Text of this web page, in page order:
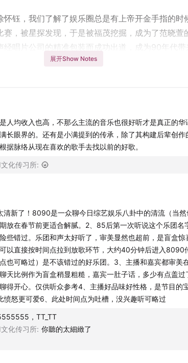
怀钰，我们了解了娱乐圈总是有上帝开金手指的时
赛，被星探发现，于是被福茂挖掘，成为了范晓萱
经唱片公司的精准包装而成功出道，成为90年代带
请到一位比较特殊的嘉宾，小满。他说他是内地修
纯正的80后，因99年曾去新加坡念书，赶上华语
代很多港台歌手去新加坡宣传新专辑时，尚为新人
集节目，而今天他作为本期节目的嘉宾，来和我们
目期间，为了收藏他还补齐了蟑螂的原版卡带。
动又兴奋。从他过于激动的表达可以听出，嘉宾对
热情，饱含了真挚的爱与恨。
众群的方法
飞申请加入8090有限公司的听众群
萱 《Happy New Year》
经历
螂合唱团的第一印象
（无伴奏合唱）
展开Show Notes
人均收入也高，不那么主流的音乐也很好听才是真正的华
长眼界的。还有是小满提到的传承，除了其构建后辈创作
据脉络从现在喜欢的歌手去找以前的好歌。
化传习所: 🌝
清新了！8090是一众聊今日综艺娱乐八卦中的清流（当然
放在春节前更适合解腻。2、85后第一次听说这个乐团名
些错过。乐团和声太好听了，审美显然也超前，是盲盒惊
以直接按时间点拉到放歌环节，大约40分钟后进入8090
也可略过）是不该错过的好乐团。3、主播和嘉宾都审美
天比例作为盲盒稍显粗糙，嘉宾一肚子话，多少有点盖
得开心。仅供听众参考4、主播好品味好性格，是节目的
愤怒更可爱6、此处时间点为吐槽，没兴趣听可略过
，TT_TT
化传习所: 你聽的太細緻了